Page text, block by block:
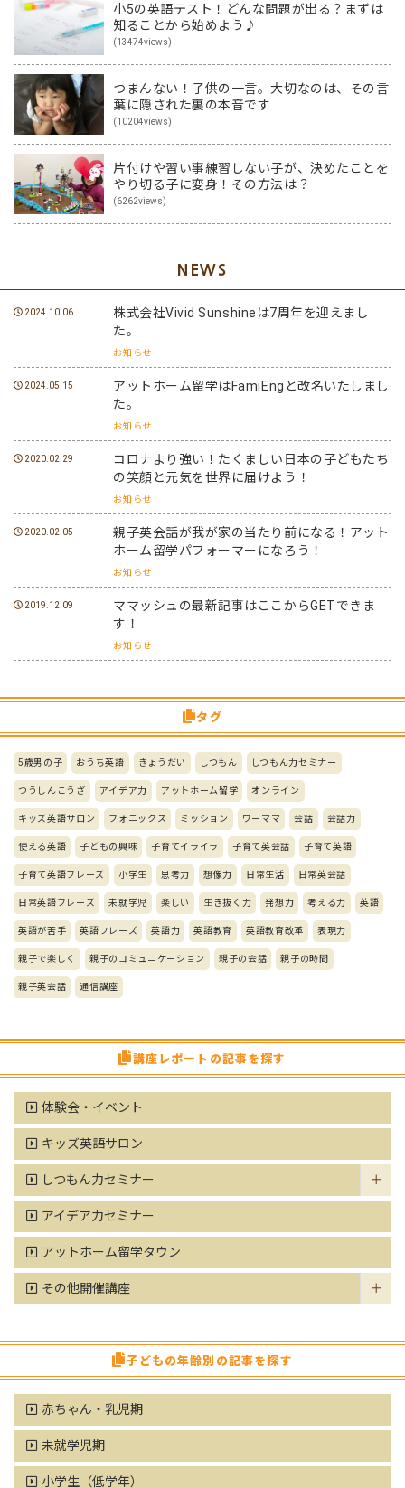
小5の英語テスト！どんな問題が出る？まずは
知ることから始めよう♪
(13474views)
つまんない！子供の一言。大切なのは、その言
葉に隠された裏の本音です
(10204views)
片付けや習い事練習しない子が、決めたことを
やり切る子に変身！その方法は？
(6262views)
NEWS
2024.10.06
株式会社Vivid Sunshineは7周年を迎えまし
た。
お知らせ
2024.05.15
アットホーム留学はFamiEngと改名いたしまし
た。
お知らせ
2020.02.29
コロナより強い！たくましい日本の子どもたち
の笑顔と元気を世界に届けよう！
お知らせ
2020.02.05
親子英会話が我が家の当たり前になる！アット
ホーム留学パフォーマーになろう！
お知らせ
2019.12.09
ママッシュの最新記事はここからGETできま
す！
お知らせ
タグ
5歳男の子 おうち英語 きょうだい しつもん しつもん力セミナー
つうしんこうざ アイデア力 アットホーム留学 オンライン
キッズ英語サロン フォニックス ミッション ワーママ 会話 会話力
使える英語 子どもの興味 子育てイライラ 子育て英会話 子育て英語
子育て英語フレーズ 小学生 思考力 想像力 日常生活 日常英会話
日常英語フレーズ 未就学児 楽しい 生き抜く力 発想力 考える力 英語
英語が苦手 英語フレーズ 英語力 英語教育 英語教育改革 表現力
親子で楽しく 親子のコミュニケーション 親子の会話 親子の時間
親子英会話 通信講座
講座レポートの記事を探す
体験会・イベント
キッズ英語サロン
しつもん力セミナー
アイデア力セミナー
アットホーム留学タウン
その他開催講座
子どもの年齢別の記事を探す
赤ちゃん・乳児期
未就学児期
小学生（低学年）